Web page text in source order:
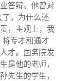
答辩。他曾对
，为什么还
，主观上，我
将专才和通才
才。国务院发
是他的老师，
先生的学生，